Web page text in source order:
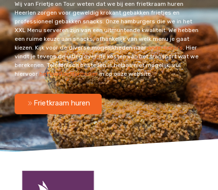
Menu L
Menu XL
Menu XXL
Menu Budget
Menu Budget Plus
Menu VIP
FRIETWAGEN
EXTRA
Snackmuur
Podiumwagen
Grill Wagen
Snackfiets
Frietkraam op locatie
CONTACT
Wij van Frietje on Tour weten dat we bij een frietkraam huren
Heerlen zorgen voor geweldig krokant gebakken frietjes en
professioneel gebakken snacks. Onze hamburgers die we in het
XXL Menu serveren zijn van een uitmuntende kwaliteit. We hebben
een ruime keuze aan snacks, afhankelijk van welk menu je gaat
kiezen. Kijk voor de diverse mogelijkheden naaronze menu’s. Hier
vindt je tevens de uitleg over de kosten van het transport wat we
berekenen. Telefonisch bestellen is helaas niet mogelijk, vul
hiervoorhet contactformulierin op onze website.
Frietkraam huren